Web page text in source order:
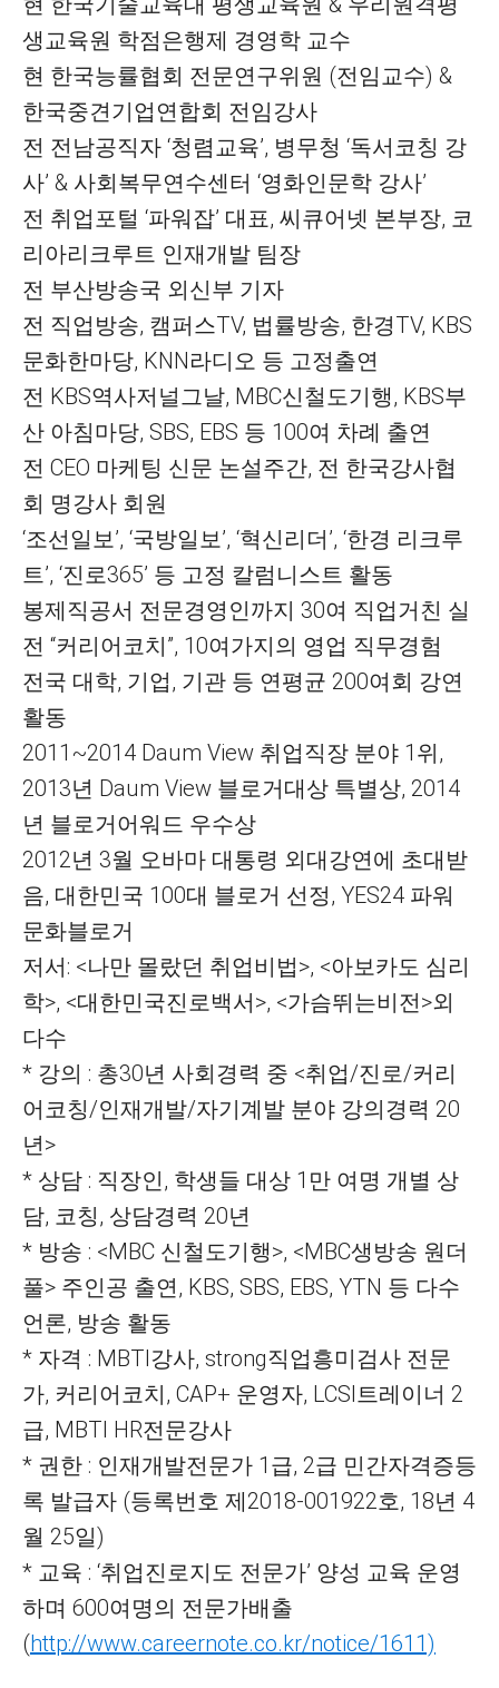
생교육원 학점은행제 경영학 교수
현 한국능률협회 전문연구위원 (전임교수) &
한국중견기업연합회 전임강사
전 전남공직자 ‘청렴교육’, 병무청 ‘독서코칭 강
사’ & 사회복무연수센터 ‘영화인문학 강사’
전 취업포털 ‘파워잡’ 대표, 씨큐어넷 본부장, 코
리아리크루트 인재개발 팀장
전 부산방송국 외신부 기자
전 직업방송, 캠퍼스TV, 법률방송, 한경TV, KBS
문화한마당, KNN라디오 등 고정출연
전 KBS역사저널그날, MBC신철도기행, KBS부
산 아침마당, SBS, EBS 등 100여 차례 출연
전 CEO 마케팅 신문 논설주간, 전 한국강사협
회 명강사 회원
‘조선일보’, ‘국방일보’, ‘혁신리더’, ‘한경 리크루
트’, ‘진로365’ 등 고정 칼럼니스트 활동
봉제직공서 전문경영인까지 30여 직업거친 실
전 “커리어코치”, 10여가지의 영업 직무경험
전국 대학, 기업, 기관 등 연평균 200여회 강연
활동
2011~2014 Daum View 취업직장 분야 1위,
2013년 Daum View 블로거대상 특별상, 2014
년 블로거어워드 우수상
2012년 3월 오바마 대통령 외대강연에 초대받
음, 대한민국 100대 블로거 선정, YES24 파워
문화블로거
저서: <나만 몰랐던 취업비법>, <아보카도 심리
학>, <대한민국진로백서>, <가슴뛰는비전>외
다수
* 강의 : 총30년 사회경력 중 <취업/진로/커리
어코칭/인재개발/자기계발 분야 강의경력 20
년>
* 상담 : 직장인, 학생들 대상 1만 여명 개별 상
담, 코칭, 상담경력 20년
* 방송 : <MBC 신철도기행>, <MBC생방송 원더
풀> 주인공 출연, KBS, SBS, EBS, YTN 등 다수
언론, 방송 활동
* 자격 : MBTI강사, strong직업흥미검사 전문
가, 커리어코치, CAP+ 운영자, LCSI트레이너 2
급, MBTI HR전문강사
* 권한 : 인재개발전문가 1급, 2급 민간자격증등
록 발급자 (등록번호 제2018-001922호, 18년 4
월 25일)
* 교육 : ‘취업진로지도 전문가’ 양성 교육 운영
하며 600여명의 전문가배출
(http://www.careernote.co.kr/notice/1611)